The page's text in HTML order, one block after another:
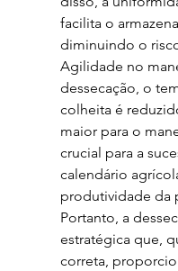
facilita o
diminuindo o
Agilidade no
dessecação, o
colheita é
maior para o
crucial para a
calendário
produtividade da
Portanto, a
estratégica que,
correta,